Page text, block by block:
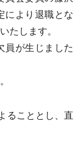
により退職とな
たします。
が生じました
ることとし、直